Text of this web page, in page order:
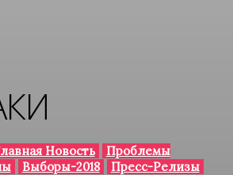
Новость
Проблемы
Выборы-2018
Пресс-Релизы